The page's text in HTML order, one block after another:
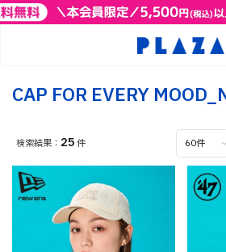
CAP FOR EVERY
25件